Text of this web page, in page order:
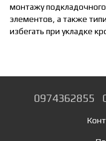
монтажу
элементов, а также
избегать при укладке
0974362855